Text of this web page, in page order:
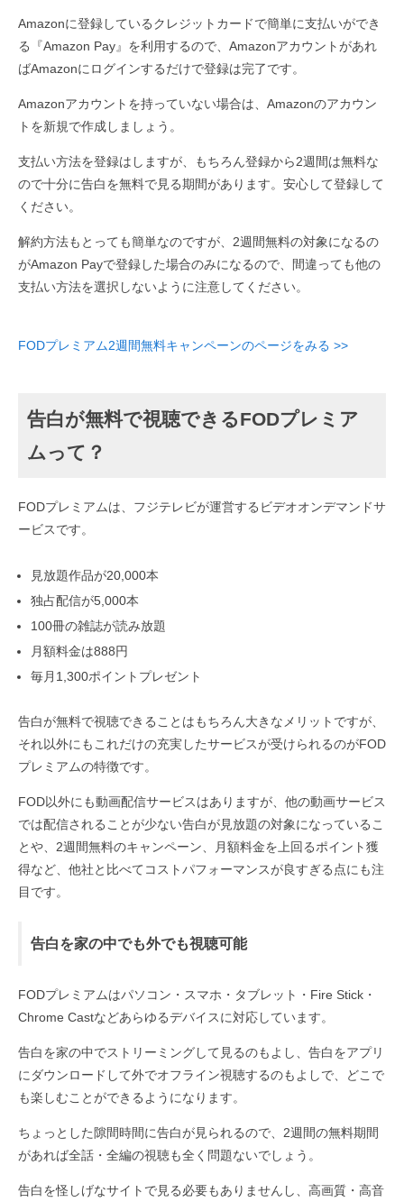
Amazonに登録しているクレジットカードで簡単に支払いができ
る『Amazon Pay』を利用するので、Amazonアカウントがあれ
ばAmazonにログインするだけで登録は完了です。
Amazonアカウントを持っていない場合は、Amazonのアカウン
トを新規で作成しましょう。
支払い方法を登録はしますが、もちろん登録から2週間は無料な
ので十分に告白を無料で見る期間があります。安心して登録して
ください。
解約方法もとっても簡単なのですが、2週間無料の対象になるの
がAmazon Payで登録した場合のみになるので、間違っても他の
支払い方法を選択しないように注意してください。
FODプレミアム2週間無料キャンペーンのページをみる >>
告白が無料で視聴できるFODプレミア
ムって？
FODプレミアムは、フジテレビが運営するビデオオンデマンドサ
ービスです。
見放題作品が20,000本
独占配信が5,000本
100冊の雑誌が読み放題
月額料金は888円
毎月1,300ポイントプレゼント
告白が無料で視聴できることはもちろん大きなメリットですが、
それ以外にもこれだけの充実したサービスが受けられるのがFOD
プレミアムの特徴です。
FOD以外にも動画配信サービスはありますが、他の動画サービス
では配信されることが少ない告白が見放題の対象になっているこ
とや、2週間無料のキャンペーン、月額料金を上回るポイント獲
得など、他社と比べてコストパフォーマンスが良すぎる点にも注
目です。
告白を家の中でも外でも視聴可能
FODプレミアムはパソコン・スマホ・タブレット・Fire Stick・
Chrome Castなどあらゆるデバイスに対応しています。
告白を家の中でストリーミングして見るのもよし、告白をアプリ
にダウンロードして外でオフライン視聴するのもよしで、どこで
も楽しむことができるようになります。
ちょっとした隙間時間に告白が見られるので、2週間の無料期間
があれば全話・全編の視聴も全く問題ないでしょう。
告白を怪しげなサイトで見る必要もありませんし、高画質・高音